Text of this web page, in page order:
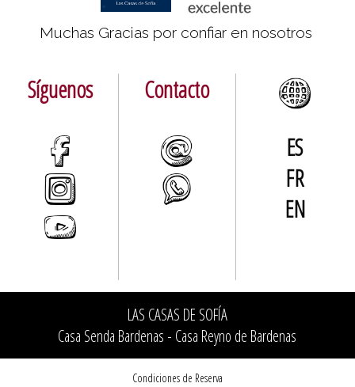
Muchas Gracias por confiar en nosotros
Síguenos
Contacto
ES
FR
EN
LAS CASAS DE SOFÍA
Casa Senda Bardenas - Casa Reyno de Bardenas
Condiciones de Reserva